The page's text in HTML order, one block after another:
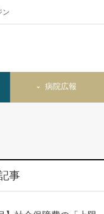
ン
病院広報
事